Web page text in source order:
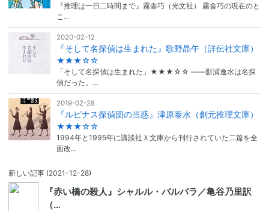
『推理は一日二時間まで』霧舎巧（光文社） 霧舎巧の現在のと
こ…
2020-02-12
『そして名探偵は生まれた』歌野晶午（詳伝社文庫）
★★★☆☆
「そして名探偵は生まれた」★★★☆☆ ――影浦逸水は名探
偵だった。…
2019-02-28
『ルピナス探偵団の当惑』津原泰水（創元推理文庫）
★★★☆☆
1994年と1995年に講談社Ｘ文庫から刊行されていた二篇を全
面改…
新しい記事 (2021-12-28)
『赤い橋の殺人』シャルル・バルバラ／亀谷乃里訳
（…